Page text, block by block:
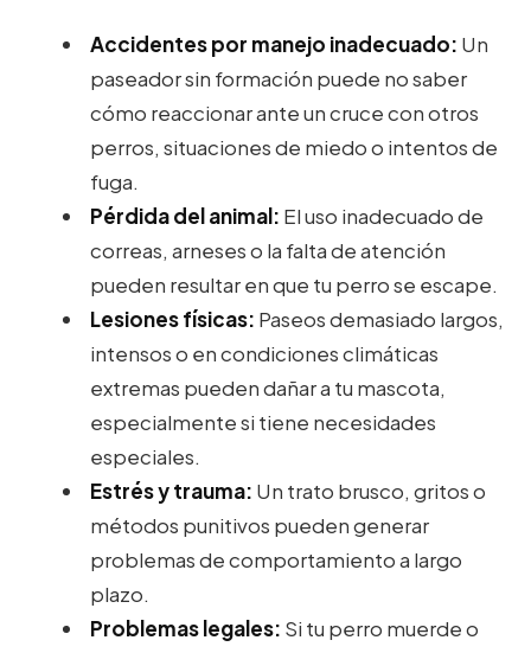
Accidentes por manejo inadecuado: Un
paseador sin formación puede no saber
cómo reaccionar ante un cruce con otros
perros, situaciones de miedo o intentos de
fuga.
Pérdida del animal: El uso inadecuado de
correas, arneses o la falta de atención
pueden resultar en que tu perro se escape.
Lesiones físicas: Paseos demasiado largos,
intensos o en condiciones climáticas
extremas pueden dañar a tu mascota,
especialmente si tiene necesidades
especiales.
Estrés y trauma: Un trato brusco, gritos o
métodos punitivos pueden generar
problemas de comportamiento a largo
plazo.
Problemas legales: Si tu perro muerde o